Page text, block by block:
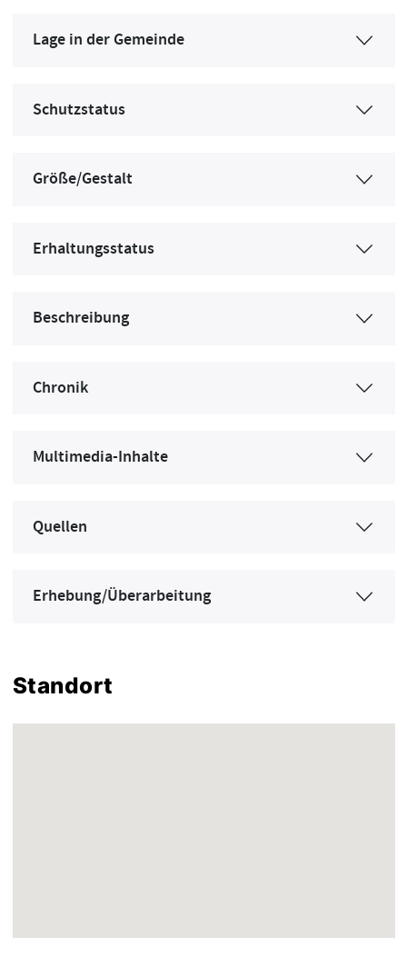
Lage in der Gemeinde
Schutzstatus
Größe/Gestalt
Erhaltungsstatus
Beschreibung
Chronik
Multimedia-Inhalte
Quellen
Erhebung/Überarbeitung
Standort